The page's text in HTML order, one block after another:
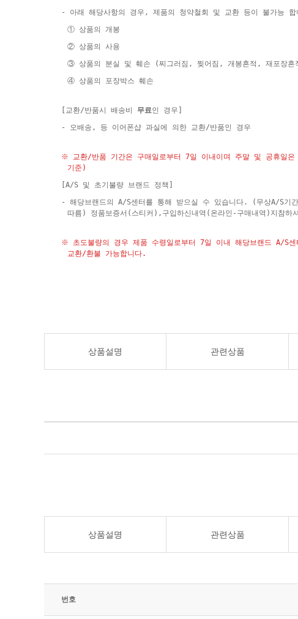
- 아래 해당사항의 경우, 제품의 청약철회 및 교환 등이 불가능 합
① 상품의 개봉
② 상품의 사용
③ 상품의 분실 및 훼손 (찌그러짐, 찢어짐, 개봉흔적, 재포장흔
④ 상품의 포장박스 훼손
[교환/반품시 배송비 무료인 경우]
- 오배송, 등 이어폰샵 과실에 의한 교환/반품인 경우
※ 교환/반품 기간은 구매일로부터 7일 이내이며 주말 및 공휴일은
기준)
[A/S 및 초기불량 브랜드 정책]
- 해당브랜드의 A/S센터를 통해 받으실 수 있습니다. (무상A/S기
따름) 정품보증서(스티커),구입하신내역(온라인-구매내역)지참하
※ 초도불량의 경우 제품 수령일로부터 7일 이내 해당브랜드 A/S센
교환/환불 가능합니다.
상품설명 관련상품
상품설명 관련상품
번호